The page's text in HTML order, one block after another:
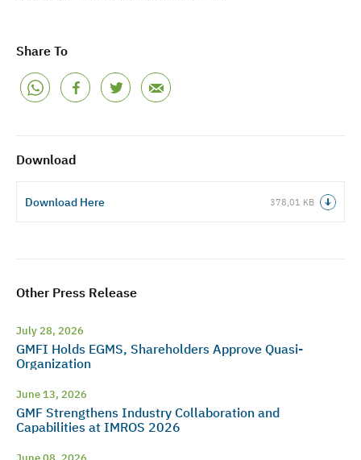
Share To
Download
Download Here 378,01 KB
Other Press Release
July 28, 2026
GMFI Holds EGMS, Shareholders Approve Quasi-
Organization
June 13, 2026
GMF Strengthens Industry Collaboration and
Capabilities at IMROS 2026
June 08, 2026